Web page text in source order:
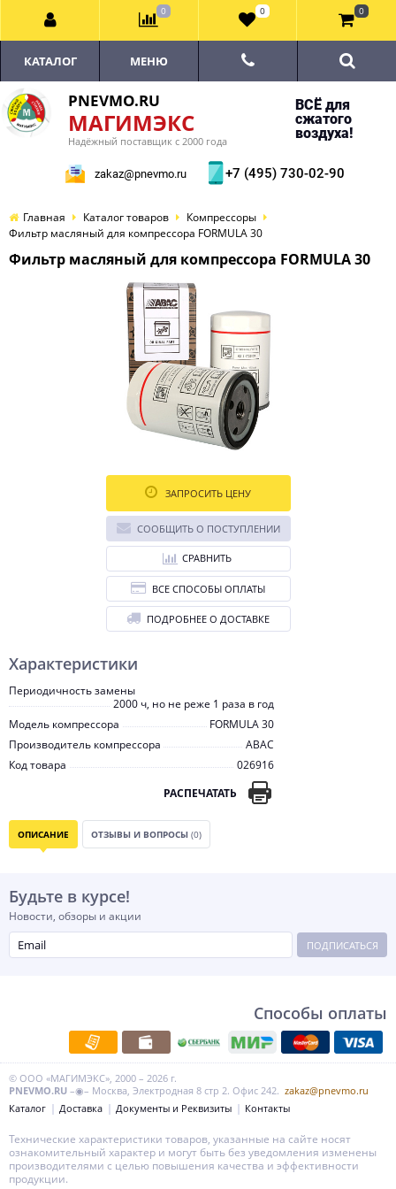
PNEVMO.RU
МАГИМЭКС
Надёжный поставщик с 2000 года
ВСЁ для
сжатого
воздуха!
zakaz@pnevmo.ru +7 (495) 730-02-90
КАТАЛОГ МЕНЮ
Главная Каталог товаров
Компрессоры
Фильтр масляный для компрессора FORMULA 30
Фильтр масляный для компрессора FORMULA 30
Характеристики
Периодичность замены
2000 ч, но не реже 1 раза в год
Модель компрессора
FORMULA 30
Производитель компрессора
ABAC
Код товара
026916
РАСПЕЧАТАТЬ
ЗАПРОСИТЬ ЦЕНУ
СООБЩИТЬ О ПОСТУПЛЕНИИ
СРАВНИТЬ
ВСЕ СПОСОБЫ ОПЛАТЫ
ПОДРОБНЕЕ О ДОСТАВКЕ
ОПИСАНИЕ ОТЗЫВЫ И ВОПРОСЫ (0)
Будьте в курсе!
Новости, обзоры и акции
ПОДПИСАТЬСЯ
Способы оплаты
© ООО «МАГИМЭКС», 2000 – 2026 г.
PNEVMO.RU –◉– Москва, Электродная 8 стр 2. Офис 242. zakaz@pnevmo.ru
Каталог
Доставка Документы и Реквизиты Контакты
0 0 0
Технические характеристики товаров, указанные на сайте носят
ознакомительный характер и могут быть без уведомления изменены
производителями с целью повышения качества и эффективности
продукции.